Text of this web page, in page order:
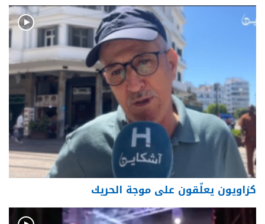
كزاويون يعلّقون على موجة الحريك